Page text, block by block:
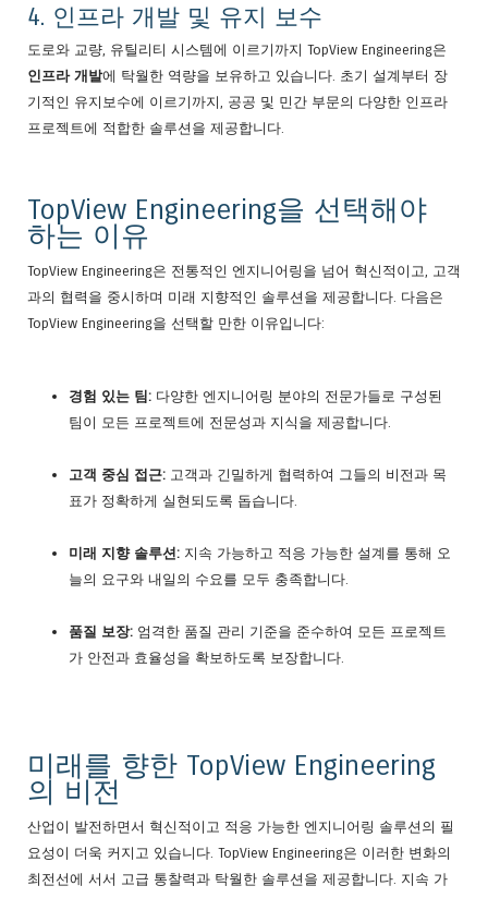
4. 인프라 개발 및 유지 보수
도로와 교량, 유틸리티 시스템에 이르기까지 TopView Engineering은
인프라 개발에 탁월한 역량을 보유하고 있습니다. 초기 설계부터 장
기적인 유지보수에 이르기까지, 공공 및 민간 부문의 다양한 인프라
프로젝트에 적합한 솔루션을 제공합니다.
TopView Engineering을 선택해야
하는 이유
TopView Engineering은 전통적인 엔지니어링을 넘어 혁신적이고, 고객
과의 협력을 중시하며 미래 지향적인 솔루션을 제공합니다. 다음은
TopView Engineering을 선택할 만한 이유입니다:
경험 있는 팀: 다양한 엔지니어링 분야의 전문가들로 구성된
팀이 모든 프로젝트에 전문성과 지식을 제공합니다.
고객 중심 접근: 고객과 긴밀하게 협력하여 그들의 비전과 목
표가 정확하게 실현되도록 돕습니다.
미래 지향 솔루션: 지속 가능하고 적응 가능한 설계를 통해 오
늘의 요구와 내일의 수요를 모두 충족합니다.
품질 보장: 엄격한 품질 관리 기준을 준수하여 모든 프로젝트
가 안전과 효율성을 확보하도록 보장합니다.
미래를 향한 TopView Engineering
의 비전
산업이 발전하면서 혁신적이고 적응 가능한 엔지니어링 솔루션의 필
요성이 더욱 커지고 있습니다. TopView Engineering은 이러한 변화의
최전선에 서서 고급 통찰력과 탁월한 솔루션을 제공합니다. 지속 가